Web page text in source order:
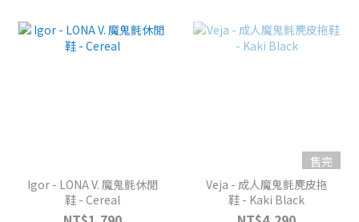
Igor - LONA V. 魔鬼氈休閒
鞋 - Cereal
售完
Veja - 成人魔鬼氈麂皮拖
鞋 - Kaki Black